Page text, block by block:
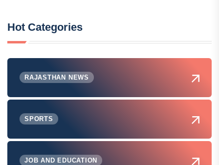
Hot Categories
RAJASTHAN NEWS
SPORTS
JOB AND EDUCATION